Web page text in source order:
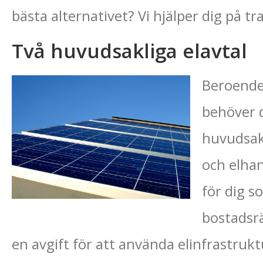
bästa alternativet? Vi hjälper dig på
Två huvudsakliga elavtal
behöver
och
för dig
en avgift för att använda